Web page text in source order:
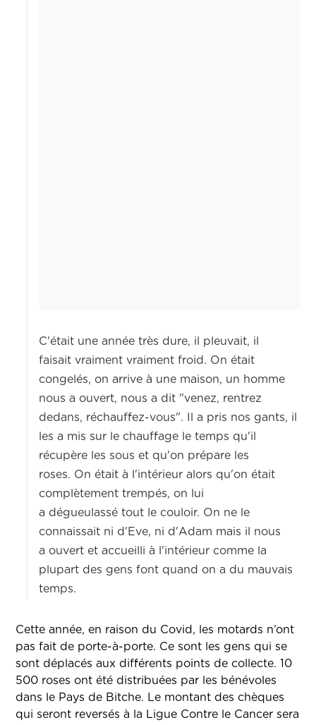
C'était une année très dure, il pleuvait, il
faisait vraiment vraiment froid. On était
congelés, on arrive à une maison, un homme
nous a ouvert, nous a dit "venez, rentrez
dedans, réchauffez-vous". Il a pris nos gants, il
les a mis sur le chauffage le temps qu'il
récupère les sous et qu'on prépare les
roses. On était à l'intérieur alors qu'on était
complètement trempés, on lui
a dégueulassé tout le couloir. On ne le
connaissait ni d'Eve, ni d'Adam mais il nous
a ouvert et accueilli à l'intérieur comme la
plupart des gens font quand on a du mauvais
temps.
Cette année, en raison du Covid, les motards n’ont
pas fait de porte-à-porte. Ce sont les gens qui se
sont déplacés aux différents points de collecte. 10
500 roses ont été distribuées par les bénévoles
dans le Pays de Bitche. Le montant des chèques
qui seront reversés à la Ligue Contre le Cancer sera